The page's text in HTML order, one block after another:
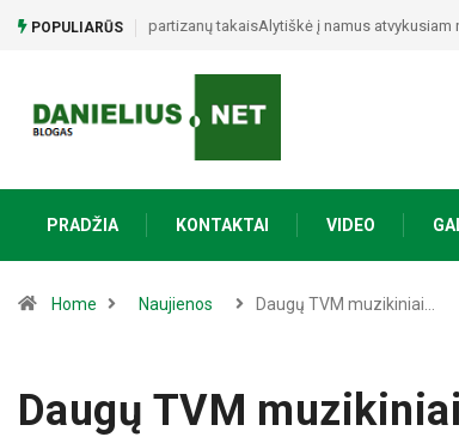
POPULIARŪS Alytiškė į namus atvykusiam
PRADŽIA KONTAKTAI VIDEO
Home Naujienos Daugų TVM muzikiniai…
Daugų TVM